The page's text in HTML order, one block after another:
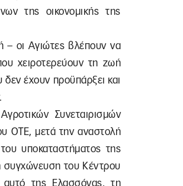
της οικονομικής της
– οι Αγιώτες βλέπουν να
χειροτερεύουν τη ζωή
έχουν προϋπάρξει και
Συνεταιρισμών
ΟΤΕ, μετά την αναστολή
υποκαταστήματος της
συγχώνευση του Κέντρου
αυτό της Ελασσόνας, τη